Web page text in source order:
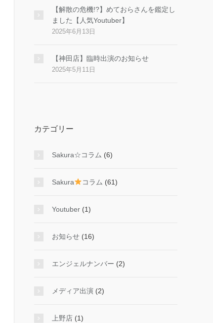
【解散の危機!?】めておらさんを鑑定し
ました【人気Youtuber】
2025年6月13日
【神田店】臨時出演のお知らせ
2025年5月11日
カテゴリー
Sakura☆コラム (6)
Sakura コラム (61)
Youtuber (1)
お知らせ (16)
エンジェルナンバー (2)
メディア出演 (2)
上野店 (1)